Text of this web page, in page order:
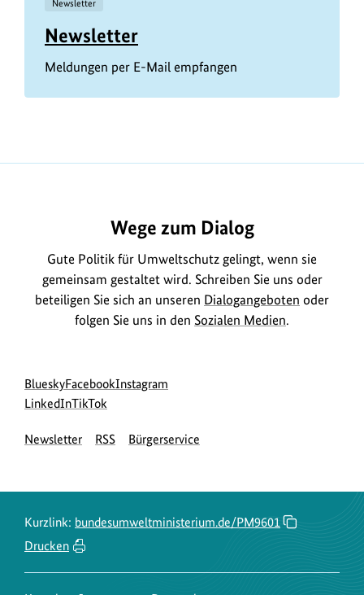
Newsletter
Newsletter
Meldungen per E-Mail empfangen
Wege zum Dialog
Gute Politik für Umweltschutz gelingt, wenn sie
gemeinsam gestaltet wird. Schreiben Sie uns oder
beteiligen Sie sich an unseren Dialogangeboten oder
folgen Sie uns in den Sozialen Medien.
Social
Media
Blueskyzur
Bluesky-
des
Facebookzur
des
Instagram
des
LinkedInzur
Seite
zur
Seite
TikTok
Newsletter RSS Bürgerservice
Kurzlink: bundesumweltministerium.de/PM9601
Drucken